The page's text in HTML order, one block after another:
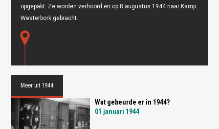
opgepakt. Ze worden verhoord en op 8 augustus 1944 naar Kamp
Westerbork gebracht.
Meer uit 1944
Wat gebeurde er in 1944?
01 januari 1944